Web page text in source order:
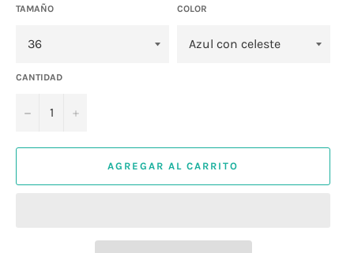
TAMAÑO COLOR
CANTIDAD
− +
AGREGAR AL CARRITO